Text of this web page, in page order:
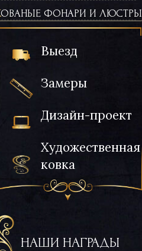
КОВАНЫЕ ФОНАРИ И ЛЮСТРЫ
Выезд
Замеры
Дизайн-проект
Художественная
ковка
НАШИ НАГРАДЫ